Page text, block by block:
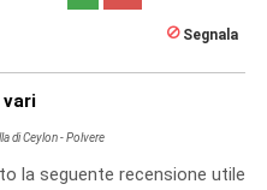
Segnala
di Ceylon - Polvere
la seguente recensione utile